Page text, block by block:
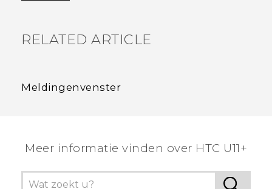
RELATED ARTICLE
Meldingenvenster
Meer informatie vinden over HTC U11+